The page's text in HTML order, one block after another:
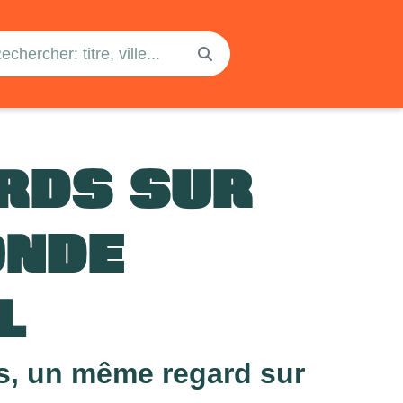
SUR
un même regard sur